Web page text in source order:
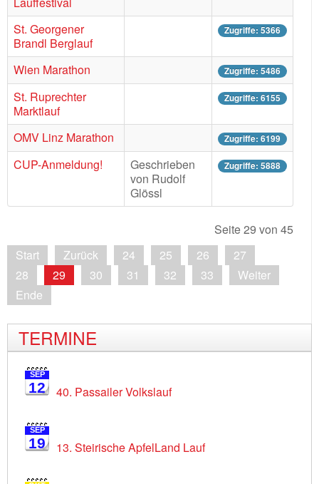
St. Georgener
Brandl Berglauf
Zugriffe: 5366
Wien Marathon Zugriffe: 5486
St. Ruprechter
Marktlauf
Zugriffe: 6155
OMV Linz Marathon Zugriffe: 6199
CUP-Anmeldung!
Geschrieben
von Rudolf
Glössl
Zugriffe: 5888
Seite 29 von 45
Start
Zurück 24 25 26
27
28
29 30 31 32 33
Weiter
Ende
TERMINE
SEP
12 40. Passailer Volkslauf
SEP
19 13. Steirische ApfelLand Lauf